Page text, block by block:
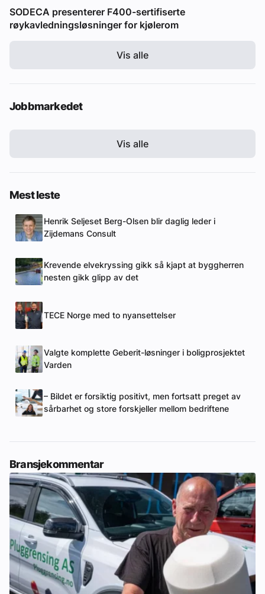
SODECA presenterer F400-sertifiserte
røykavledningsløsninger for kjølerom
Vis alle
Jobbmarkedet
Vis alle
Mest leste
Henrik Seljeset Berg-Olsen blir daglig leder i
Zijdemans Consult
Krevende elvekryssing gikk så kjapt at byggherren
nesten gikk glipp av det
TECE Norge med to nyansettelser
Valgte komplette Geberit-løsninger i boligprosjektet
Varden
– Bildet er forsiktig positivt, men fortsatt preget av
sårbarhet og store forskjeller mellom bedriftene
Bransjekommentar